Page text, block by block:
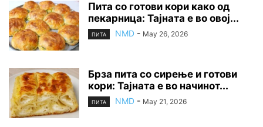
Пита со готови кори како од
пекарница: Тајната е во овој...
ПИТА NMD - May 26, 2026
Брза пита со сирење и готови
кори: Тајната е во начинот...
ПИТА NMD - May 21, 2026